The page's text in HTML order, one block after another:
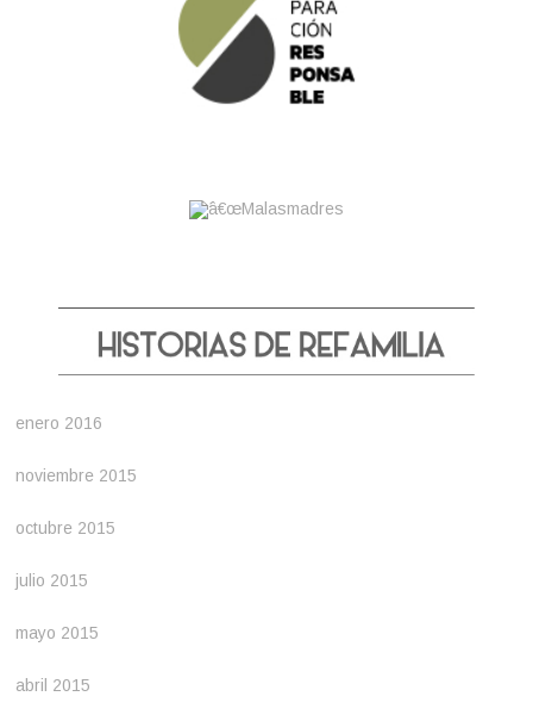
enero 2016
noviembre 2015
octubre 2015
julio 2015
mayo 2015
abril 2015